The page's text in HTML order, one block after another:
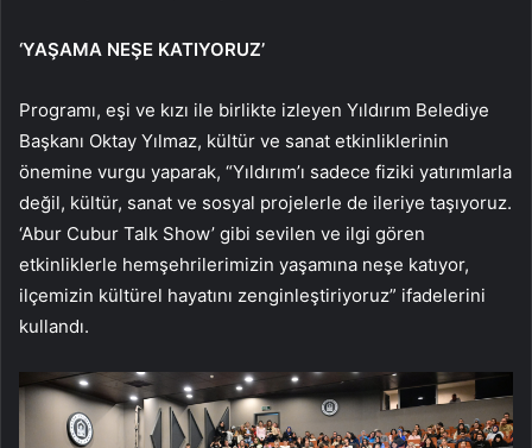
‘YAŞAMA NEŞE KATIYORUZ’
Programı, eşi ve kızı ile birlikte izleyen Yıldırım Belediye
Başkanı Oktay Yılmaz, kültür ve sanat etkinliklerinin
önemine vurgu yaparak, “Yıldırım’ı sadece fiziki yatırımlarla
değil, kültür, sanat ve sosyal projelerle de ileriye taşıyoruz.
‘Abur Cubur Talk Show’ gibi sevilen ve ilgi gören
etkinliklerle hemşehrilerimizin yaşamına neşe katıyor,
ilçemizin kültürel hayatını zenginleştiriyoruz” ifadelerini
kullandı.